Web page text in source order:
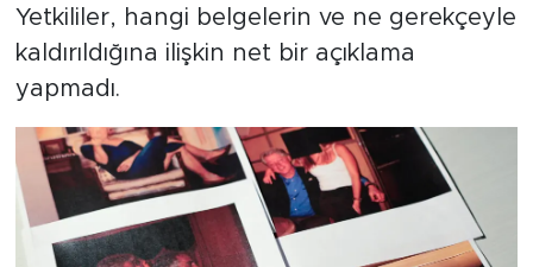
Yetkililer, hangi belgelerin ve ne gerekçeyle
kaldırıldığına ilişkin net bir açıklama
yapmadı.